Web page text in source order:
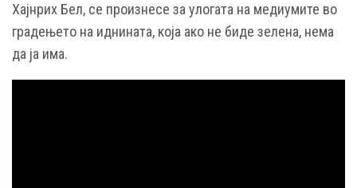
Хајнрих Бел, се произнесе за улогата на медиумите во
градењето на иднината, која ако не биде зелена, нема
да ја има.